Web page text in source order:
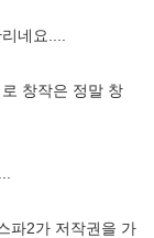
네요....
창작은 정말 창
파2가 저작권을 가